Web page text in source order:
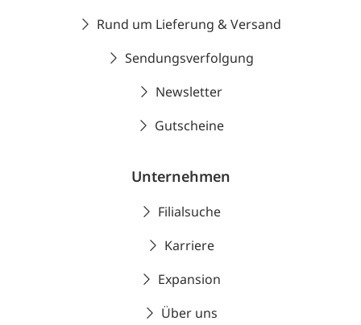
Rund um Lieferung & Versand
Sendungsverfolgung
Newsletter
Gutscheine
Unternehmen
Filialsuche
Karriere
Expansion
Über uns